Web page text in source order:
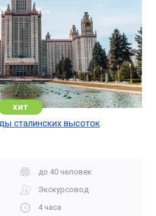
хит
сталинских высоток
до 40 человек
Экскурсовод
4 часа